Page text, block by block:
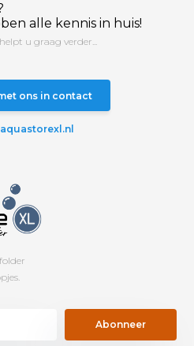
alle kennis in huis!
u graag verder...
ons in contact
Abonneer